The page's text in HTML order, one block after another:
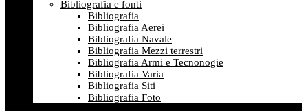
Bibliografia e fonti
Bibliografia
Bibliografia Aerei
Bibliografia Navale
Bibliografia Mezzi terrestri
Bibliografia Armi e Tecnonogie
Bibliografia Varia
Bibliografia Siti
Bibliografia Foto